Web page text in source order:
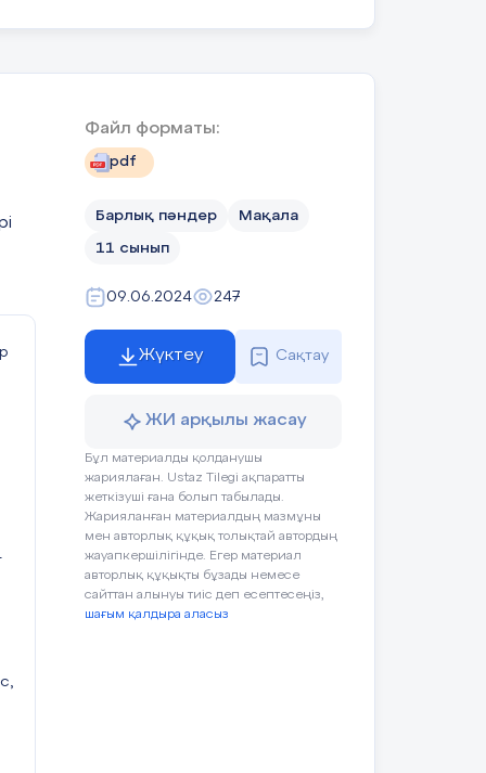
Файл форматы:
pdf
Барлық пәндер Мақала
11 сынып
09.06.2024 247
Жүктеу Сақтау
ЖИ арқылы жасау
Бұл материалды қолданушы
жариялаған. Ustaz Tilegi ақпаратты
жеткізуші ғана болып табылады.
Жарияланған материалдың мазмұны
мен авторлық құқық толықтай автордың
жауапкершілігінде. Егер материал
авторлық құқықты бұзады немесе
сайттан алынуы тиіс деп есептесеңіз,
шағым қалдыра аласыз